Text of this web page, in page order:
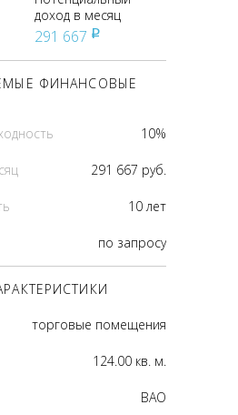
доход в месяц
291 667 pуб
ФИНАНСОВЫЕ
10%
291 667 руб.
10 лет
по запросу
торговые помещения
124.00 кв. м.
ВАО